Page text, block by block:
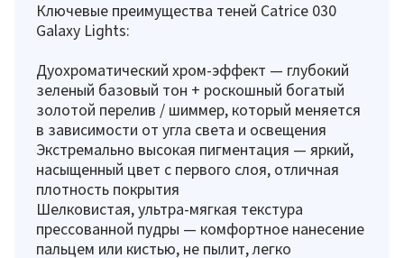
Ключевые преимущества теней Catrice 030
Galaxy Lights:
Дуохроматический хром-эффект — глубокий
зеленый базовый тон + роскошный богатый
золотой перелив / шиммер, который меняется
в зависимости от угла света и освещения
Экстремально высокая пигментация — яркий,
насыщенный цвет с первого слоя, отличная
плотность покрытия
Шелковистая, ультра-мягкая текстура
прессованной пудры — комфортное нанесение
пальцем или кистью, не пылит, легко